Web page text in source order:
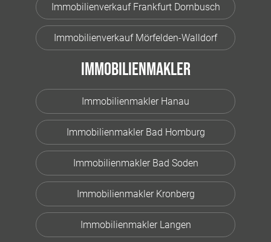
Immobilienverkauf Frankfurt Dornbusch
Immobilienverkauf Mörfelden-Walldorf
Immobilienmakler
Immobilienmakler Hanau
Immobilienmakler Bad Homburg
Immobilienmakler Bad Soden
Immobilienmakler Kronberg
Immobilienmakler Langen